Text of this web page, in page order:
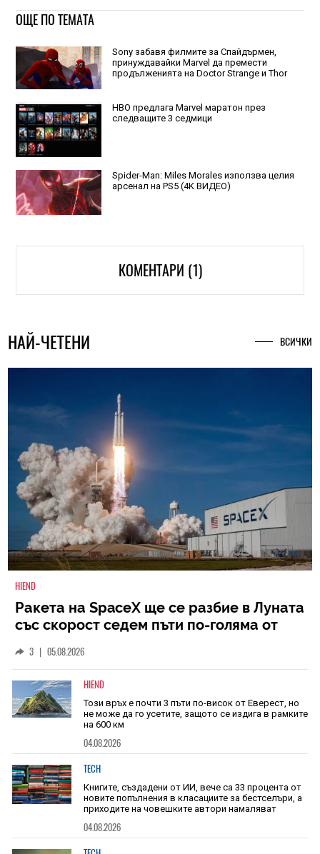
ОЩЕ ПО ТЕМАТА
Sony забавя филмите за Спайдърмен,
принуждавайки Marvel да премести
продълженията на Doctor Strange и Thor
HBO предлага Marvel маратон през
следващите 3 седмици
Spider-Man: Miles Morales използва целия
арсенал на PS5 (4K ВИДЕО)
КОМЕНТАРИ (1)
НАЙ-ЧЕТЕНИ ВСИЧКИ
HIEND
Ракета на SpaceX ще се разбие в Луната
със скорост седем пъти по-голяма от
3 | 05.08.2026
HIEND
Този връх е почти 3 пъти по-висок от Еверест, но
не може да го усетите, защото се издига в рамките
на 600 км
04.08.2026
TECH
Книгите, създадени от ИИ, вече са 33 процента от
новите попълнения в класациите за бестселъри, а
приходите на човешките автори намаляват
04.08.2026